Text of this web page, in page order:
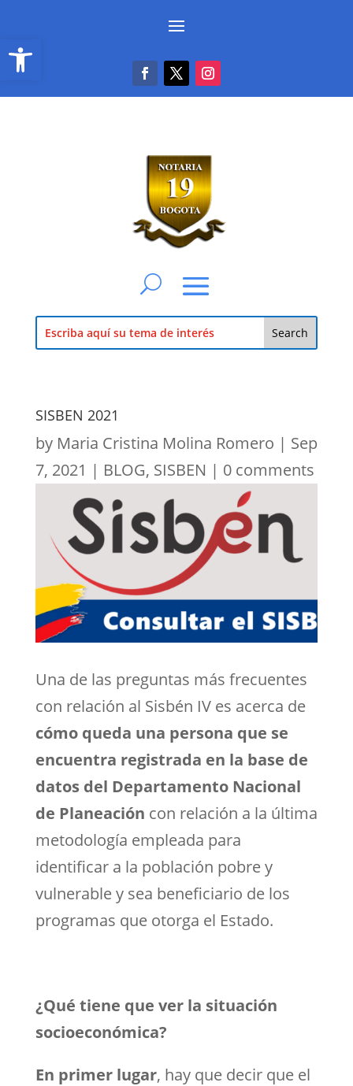
Abrir barra de herramientas
SISBEN 2021
by Maria Cristina Molina Romero | Sep
7, 2021 | BLOG, SISBEN | 0 comments
Una de las preguntas más frecuentes
con relación al Sisbén IV es acerca de
cómo queda una persona que se
encuentra registrada en la base de
datos del Departamento Nacional
de Planeación con relación a la última
metodología empleada para
identificar a la población pobre y
vulnerable y sea beneficiario de los
programas que otorga el Estado.
¿Qué tiene que ver la situación
socioeconómica?
En primer lugar, hay que decir que el